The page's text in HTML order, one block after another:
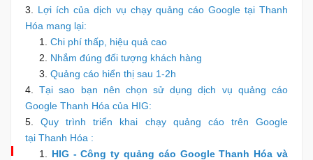
Lợi ích của dịch vụ chạy quảng cáo Google tại Thanh
Hóa mang lại:
Chi phí thấp, hiệu quả cao
Nhắm đúng đối tượng khách hàng
Quảng cáo hiển thị sau 1-2h
Tại sao bạn nên chọn sử dụng dịch vụ quảng cáo
Google Thanh Hóa của HIG:
Quy trình triển khai chạy quảng cáo trên Google
tại Thanh Hóa :
HIG - Công ty quảng cáo Google Thanh Hóa và